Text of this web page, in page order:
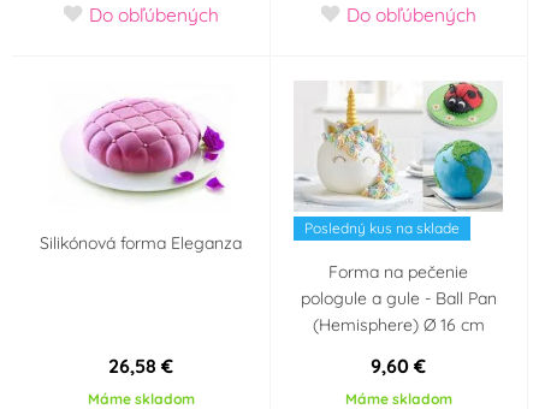
Do obľúbených Do obľúbených
Silikónová forma Eleganza
26,58 €
Máme skladom
Posledný kus na sklade
Forma na pečenie
pologule a gule - Ball Pan
(Hemisphere) Ø 16 cm
9,60 €
Máme skladom